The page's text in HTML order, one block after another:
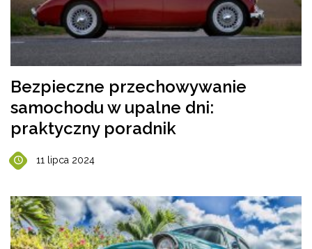
Bezpieczne przechowywanie
samochodu w upalne dni:
praktyczny poradnik
11 lipca 2024